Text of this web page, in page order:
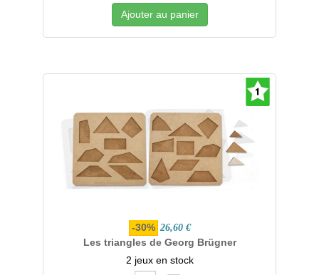
Ajouter au panier
-30% 26,60 €
Les triangles de Georg Brügner
2 jeux en stock